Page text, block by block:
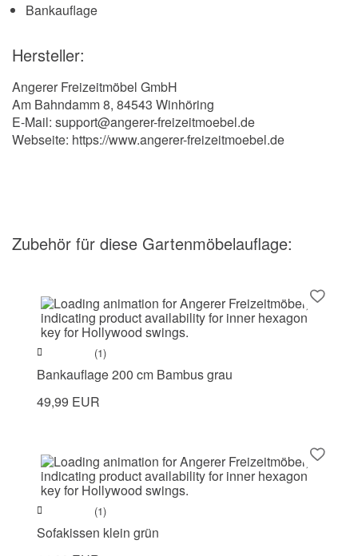
Bankauflage
Hersteller:
Angerer Freizeitmöbel GmbH
Am Bahndamm 8, 84543 Winhöring
E-Mail: support@angerer-freizeitmoebel.de
Webseite: https://www.angerer-freizeitmoebel.de
Zubehör für diese Gartenmöbelauflage:
(1)
Bankauflage 200 cm Bambus grau
49,99 EUR
(1)
Sofakissen klein grün